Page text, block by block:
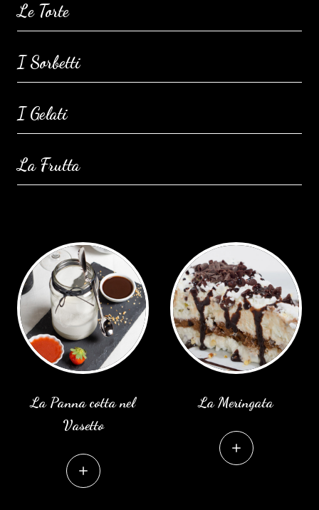
EVENTI E PROMOZIONI
CHI SIAMO
DISPENSA
AMBIENTI
STAFF
CONTATTI
FACEBOOK
INSTAGRAM
Le Torte
I Sorbetti
I Gelati
La Frutta
La Panna cotta nel
Vasetto
La Meringata